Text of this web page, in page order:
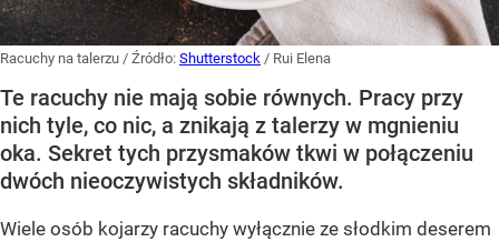
Racuchy na talerzu / Źródło: Shutterstock / Rui Elena
Te racuchy nie mają sobie równych. Pracy przy
nich tyle, co nic, a znikają z talerzy w mgnieniu
oka. Sekret tych przysmaków tkwi w połączeniu
dwóch nieoczywistych składników.
Wiele osób kojarzy racuchy wyłącznie ze słodkim deserem